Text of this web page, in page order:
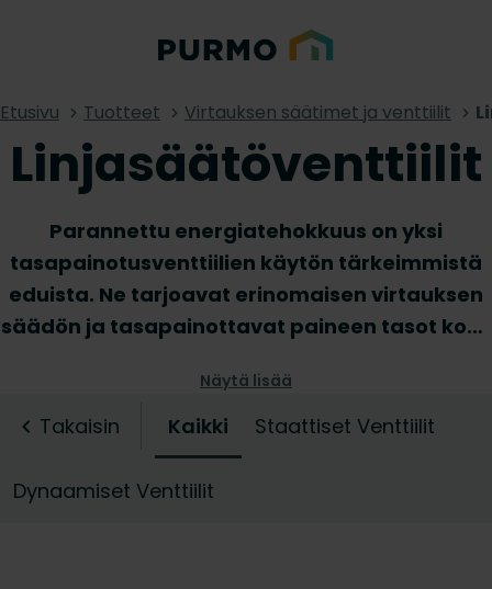
Etusivu Tuotteet Virtauksen säätimet ja venttiilit
Linjasäätöventtiilit
Parannettu energiatehokkuus on yksi
tasapainotusventtiilien käytön tärkeimmistä
eduista. Ne tarjoavat erinomaisen virtauksen
säädön ja tasapainottavat paineen tasot koko
tasapainotusventtiilit suojaavat muita
komponentteja mahdollisilta
korkeapainevaurioilta. Tutustu
tasapainotusventtiilivalikoimaamme
Näytä lisää
Takaisin Kaikki Staattiset Venttiilit
Dynaamiset Venttiilit